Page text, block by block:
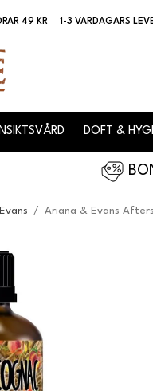
49 KR 1-3 VARDAGARS
DOFT &
/ Ariana & Evans